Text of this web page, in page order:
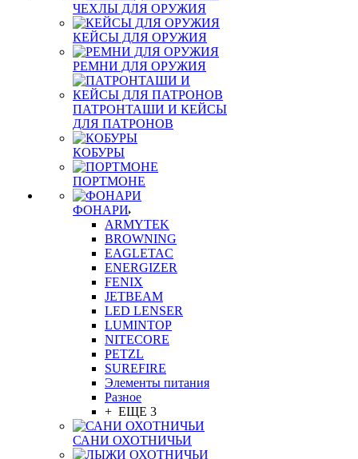
ЧЕХЛЫ ДЛЯ ОРУЖИЯ
КЕЙСЫ ДЛЯ ОРУЖИЯ
РЕМНИ ДЛЯ ОРУЖИЯ
ПАТРОНТАШИ И КЕЙСЫ
ДЛЯ ПАТРОНОВ
КОБУРЫ
ПОРТМОНЕ
ФОНАРИ
ARMYTEK
BROWNING
EAGLETAC
ENERGIZER
FENIX
JETBEAM
LED LENSER
LUMINTOP
NITECORE
PETZL
SUREFIRE
Элементы питания
Разное
+ ЕЩЕ 3
САНИ ОХОТНИЧЬИ